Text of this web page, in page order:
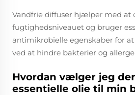
Vandfrie diffuser hjælper med at
fugtighedsniveauet og bruger
antimikrobielle egenskaber for
ved at hindre bakterier og
Hvordan vælger jeg
essentielle olie til min